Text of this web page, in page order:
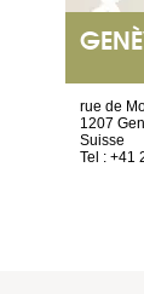
rue de
1207
Suisse
Tel : +41